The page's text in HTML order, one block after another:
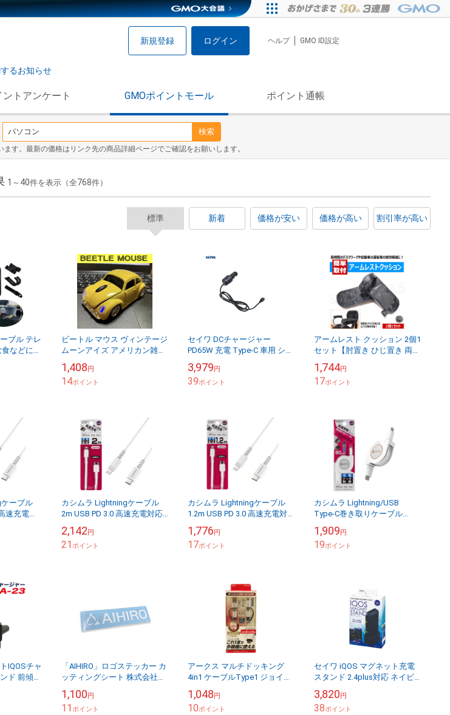
新規登録 ログイン ヘルプ GMO ID設定
るお知らせ
ントアンケート GMOポイントモール ポイント通帳
検索
す。最新の価格はリンク先の商品詳細ページでご確認をお願いします。
1 ～ 40件を表示（全768件）
標準 新着 価格が安い 価格が高い 割引率が高い
ブル テレ
などにも
・後部席
ビートル マウス ヴィンテージ
ムーンアイズ アメリカン雑貨
コン ワイヤレス 当時物
1,408円
14ポイント
セイワ DCチャージャー
PD65W 充電 Type-C 車用 シガ
コン・スマホ・iPad・電...
3,979円
39ポイント
アームレスト クッション 2個1
セット【肘置き ひじ置き 両肘
ョン アームレストパッドクッ
ション 疲...
1,744円
17ポイント
ーブル
速充電対
カシムラ Lightningケーブル
2m USB PD 3.0 高速充電対応
2,142円
21ポイント
カシムラ Lightningケーブル
1.2m USB PD 3.0 高速充電対
1,776円
17ポイント
カシムラ Lightning/USB
Type-C巻き取りケーブル
応 Power de...
1,909円
19ポイント
IQOSチャ
ド 前傾ホ
「AIHIRO」ロゴステッカー カ
ッティングシート 株式会社相
1,100円
11ポイント
アークス マルチドッキング
4in1 ケーブルType1 ジョイン
ｉｄ系 多機種に使用 Type-C
...
1,048円
10ポイント
セイワ iQOS マグネット充電
スタンド 2.4plus対応 ネイビ
H31×W65×D38mm 電子...
3,820円
38ポイント